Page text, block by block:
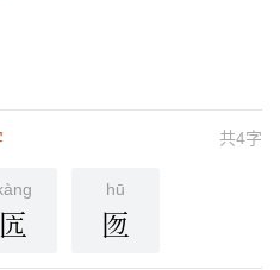
共4字
匟
hū
匢